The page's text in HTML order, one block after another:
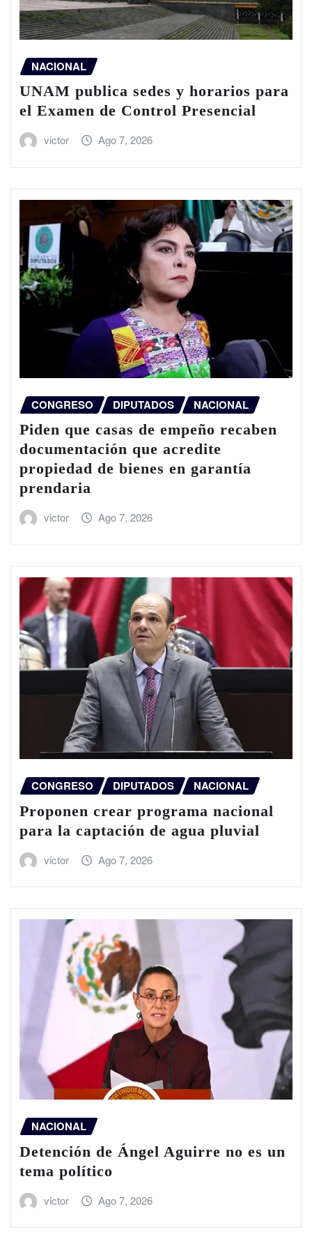
NACIONAL
UNAM publica sedes y horarios para
el Examen de Control Presencial
victor Ago 7, 2026
CONGRESO DIPUTADOS NACIONAL
Piden que casas de empeño recaben
documentación que acredite
propiedad de bienes en garantía
prendaria
victor Ago 7, 2026
CONGRESO DIPUTADOS NACIONAL
Proponen crear programa nacional
para la captación de agua pluvial
victor Ago 7, 2026
NACIONAL
Detención de Ángel Aguirre no es un
tema político
victor Ago 7, 2026